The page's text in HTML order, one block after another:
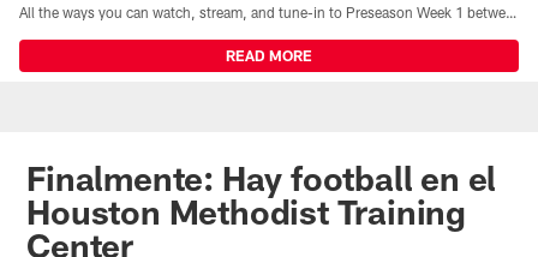
All the ways you can watch, stream, and tune-in to Preseason Week 1 between the Texans and the Los Angeles Chargers at Reliant Stadium on August 13.
READ MORE
Finalmente: Hay football en el
Houston Methodist Training
Center